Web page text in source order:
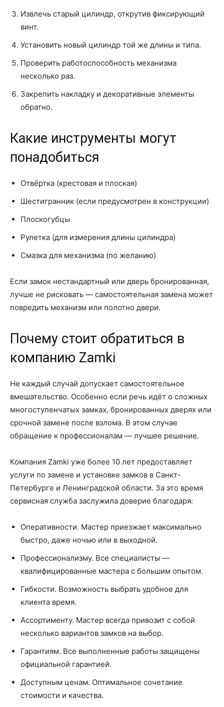
Извлечь старый цилиндр, открутив фиксирующий
винт.
Установить новый цилиндр той же длины и типа.
Проверить работоспособность механизма
несколько раз.
Закрепить накладку и декоративные элементы
обратно.
Какие инструменты могут
понадобиться
Отвёртка (крестовая и плоская)
Шестигранник (если предусмотрен в конструкции)
Плоскогубцы
Рулетка (для измерения длины цилиндра)
Смазка для механизма (по желанию)
Если замок нестандартный или дверь бронированная,
лучше не рисковать — самостоятельная замена может
повредить механизм или полотно двери.
Почему стоит обратиться в
компанию Zamki
Не каждый случай допускает самостоятельное
вмешательство. Особенно если речь идёт о сложных
многоступенчатых замках, бронированных дверях или
срочной замене после взлома. В этом случае
обращение к профессионалам — лучшее решение.
Компания Zamki уже более 10 лет предоставляет
услуги по замене и установке замков в Санкт-
Петербурге и Ленинградской области. За это время
сервисная служба заслужила доверие благодаря:
Оперативности. Мастер приезжает максимально
быстро, даже ночью или в выходной.
Профессионализму. Все специалисты —
квалифицированные мастера с большим опытом.
Гибкости. Возможность выбрать удобное для
клиента время.
Ассортименту. Мастер всегда привозит с собой
несколько вариантов замков на выбор.
Гарантиям. Все выполненные работы защищены
официальной гарантией.
Доступным ценам. Оптимальное сочетание
стоимости и качества.